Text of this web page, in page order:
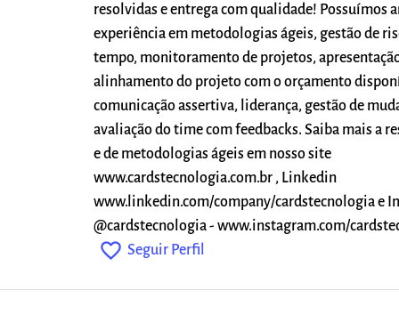
resolvidas e entrega com qualidade! Possuímos
experiência em metodologias ágeis, gestão de
tempo, monitoramento de projetos,
alinhamento do projeto com o orçamento
comunicação assertiva, liderança, gestão de
avaliação do time com feedbacks. Saiba mais a
e de metodologias ágeis em nosso site
www.cardstecnologia.com.br , Linkedin
www.linkedin.com/company/cardstecnologia e
@cardstecnologia - www.instagram.com/
favorite_outline Seguir Perfil